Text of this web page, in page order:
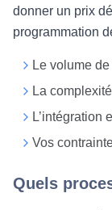
donner un prix
programmation
Le volume
La
L’intégration
Vos
Quels